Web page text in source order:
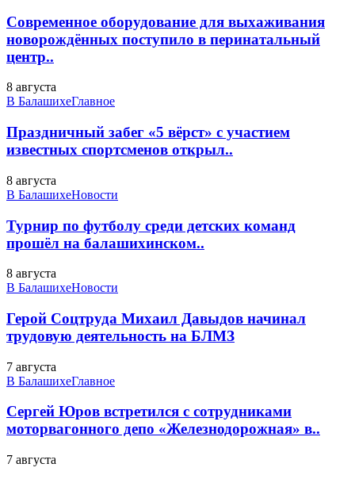
Современное оборудование для выхаживания
новорождённых поступило в перинатальный
центр..
8 августа
В БалашихеГлавное
Праздничный забег «5 вёрст» с участием
известных спортсменов открыл..
8 августа
В БалашихеНовости
Турнир по футболу среди детских команд
прошёл на балашихинском..
8 августа
В БалашихеНовости
Герой Соцтруда Михаил Давыдов начинал
трудовую деятельность на БЛМЗ
7 августа
В БалашихеГлавное
Сергей Юров встретился с сотрудниками
моторвагонного депо «Железнодорожная» в..
7 августа